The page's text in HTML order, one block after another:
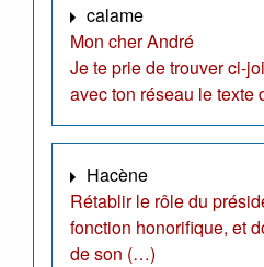
calame
Mon cher André
Je te prie de trouver ci-
avec ton réseau le texte
Hacène
Rétablir le rôle du
fonction honorifique, et
de son (…)